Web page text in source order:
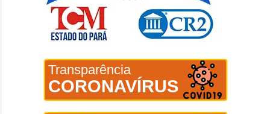
Transparência
CORONAVÍRUS